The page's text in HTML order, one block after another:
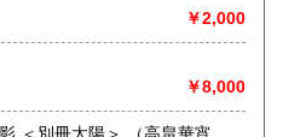
味、サブカルチャー
￥2,000
￥8,000